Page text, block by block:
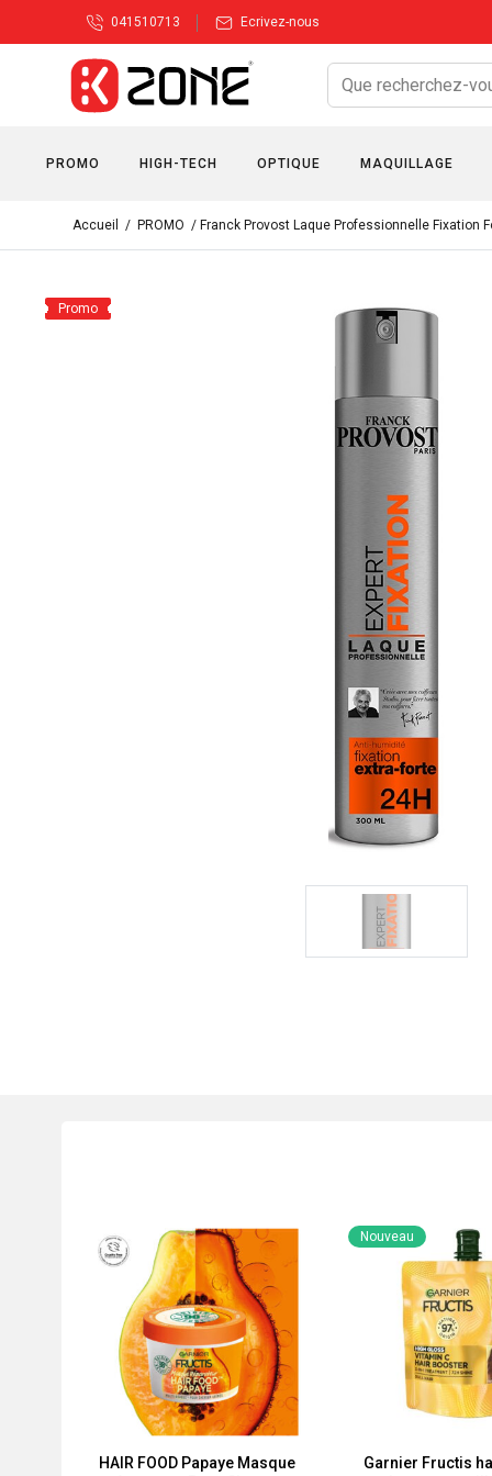
041510713 Ecrivez-nous
PROMO HIGH-TECH OPTIQUE MAQUILLAGE
Accueil / PROMO / Franck Provost Laque Professionnelle Fixation
Promo
HAIR FOOD Papaye Masque
Garnier Fructis
Nouveau